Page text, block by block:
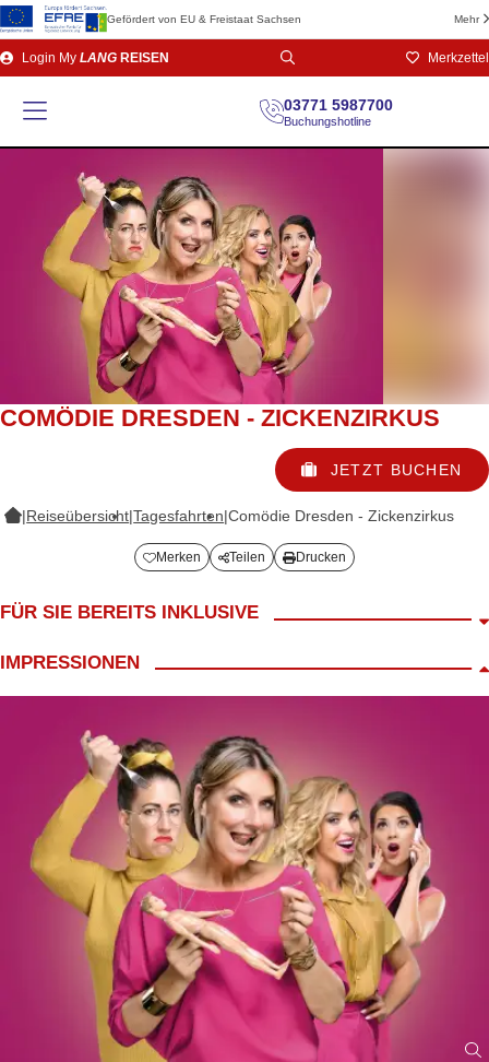
Gefördert von EU & Freistaat Sachsen Mehr
Direkt
zum
Login My LANG REISEN Merkzettel
03771 5987700
Buchungshotline
COMÖDIE DRESDEN - ZICKENZIRKUS
JETZT BUCHEN
|Reiseübersicht|Tagesfahrten|Comödie Dresden - Zickenzirkus
Merken Teilen Drucken
FÜR SIE BEREITS INKLUSIVE
Begrüßungskaffee
inkl. Mittagessen in Dresden
Zuschläge: Kat. B 3,-
Vorstellungsbeginn 15:00 Uhr
IMPRESSIONEN